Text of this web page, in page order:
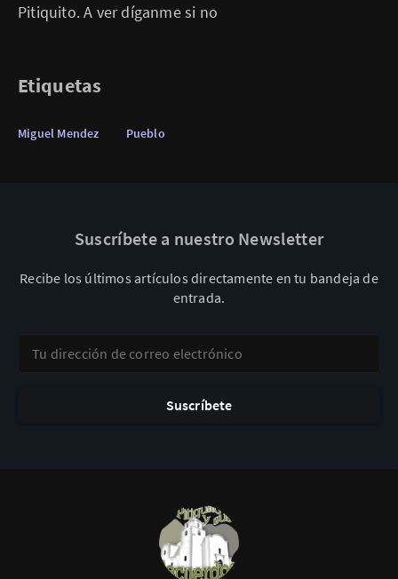
Pitiquito. A ver díganme si no
Etiquetas
Miguel Mendez Pueblo
Suscríbete a nuestro Newsletter
Recibe los últimos artículos directamente en tu bandeja de
entrada.
Suscríbete